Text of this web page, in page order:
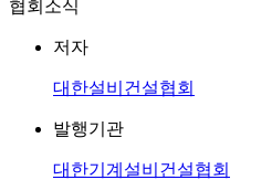
협회소식
저자
대한설비건설협회
발행기관
대한기계설비건설협회